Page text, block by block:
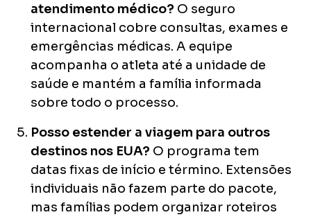
atendimento médico? O seguro
internacional cobre consultas, exames e
emergências médicas. A equipe
acompanha o atleta até a unidade de
saúde e mantém a família informada
sobre todo o processo.
Posso estender a viagem para outros
destinos nos EUA? O programa tem
datas fixas de início e término. Extensões
individuais não fazem parte do pacote,
mas famílias podem organizar roteiros